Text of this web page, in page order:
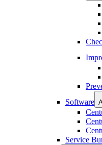
Software
Service